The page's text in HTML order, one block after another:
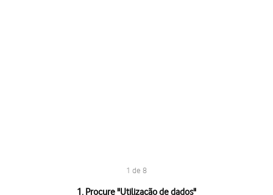
1 de 8
1. Procure "Utilização de dados"